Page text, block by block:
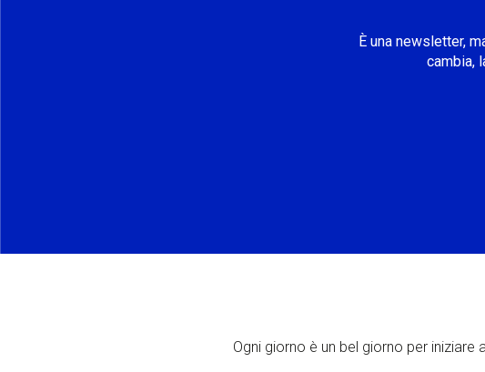
È una newsletter,
cambia,
Ogni giorno è un bel giorno per iniziare